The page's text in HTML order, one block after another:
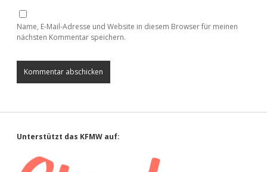
Name, E-Mail-Adresse und Website in diesem Browser für meinen
nächsten Kommentar speichern.
Sidebar
Unterstützt das KFMW auf: